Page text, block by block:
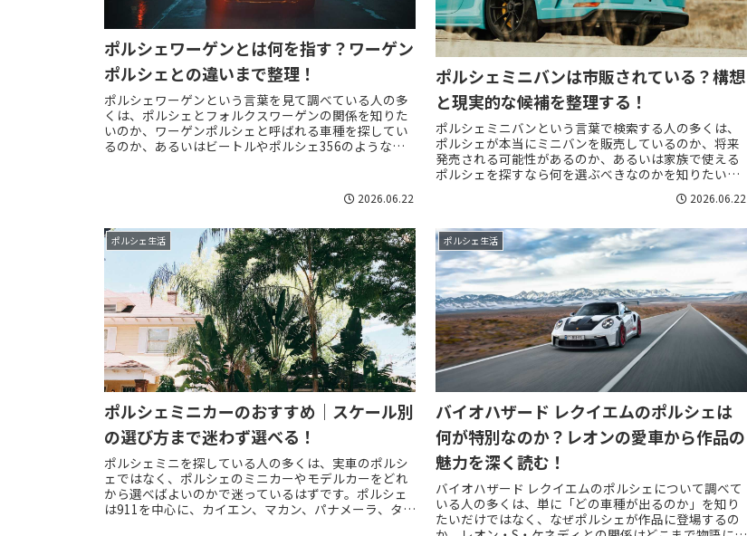
ポルシェワーゲンとは何を指す？ワーゲン
ポルシェとの違いまで整理！
ポルシェワーゲンという言葉を見て調べている人の多
くは、ポルシェとフォルクスワーゲンの関係を知りた
いのか、ワーゲンポルシェと呼ばれる車種を探してい
るのか、あるいはビートルやポルシェ356のような歴
2026.06.22
ポルシェミニバンは市販されている？構想
と現実的な候補を整理する！
ポルシェミニバンという言葉で検索する人の多くは、
ポルシェが本当にミニバンを販売しているのか、将来
発売される可能性があるのか、あるいは家族で使える
ポルシェを探すなら何を選ぶべきなのかを知りたいは
2026.06.22
ポルシェ生活
ポルシェミニカーのおすすめ｜スケール別
の選び方まで迷わず選べる！
ポルシェミニを探している人の多くは、実車のポルシ
ェではなく、ポルシェのミニカーやモデルカーをどれ
から選べばよいのかで迷っているはずです。ポルシェ
は911を中心に、カイエン、マカン、パナメーラ、タイ
ポルシェ生活
バイオハザード レクイエムのポルシェは
何が特別なのか？レオンの愛車から作品の
魅力を深く読む！
バイオハザード レクイエムのポルシェについて調べて
いる人の多くは、単に「どの車種が出るのか」を知り
たいだけではなく、なぜポルシェが作品に登場するの